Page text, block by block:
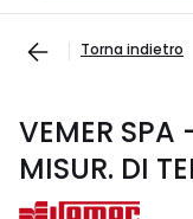
Torna indietro
VEMER
MISUR. DI